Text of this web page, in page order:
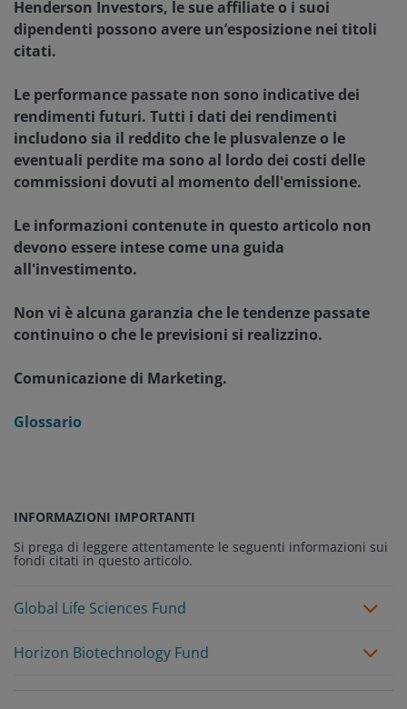
Henderson Investors, le sue affiliate o i suoi
dipendenti possono avere un’esposizione nei titoli
citati.
Le performance passate non sono indicative dei
rendimenti futuri. Tutti i dati dei rendimenti
includono sia il reddito che le plusvalenze o le
eventuali perdite ma sono al lordo dei costi delle
commissioni dovuti al momento dell'emissione.
Le informazioni contenute in questo articolo non
devono essere intese come una guida
all'investimento.
Non vi è alcuna garanzia che le tendenze passate
continuino o che le previsioni si realizzino.
Comunicazione di Marketing.
Glossario
INFORMAZIONI IMPORTANTI
Si prega di leggere attentamente le seguenti informazioni sui
fondi citati in questo articolo.
Global Life Sciences Fund
Horizon Biotechnology Fund